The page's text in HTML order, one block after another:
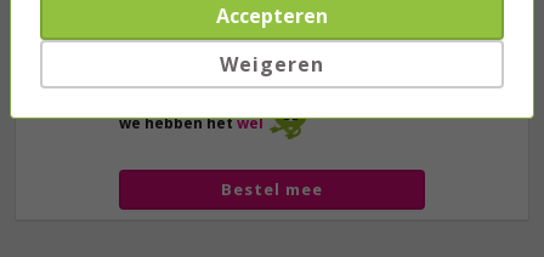
we hebben hetwel
Bestel mee
Accepteren
Weigeren